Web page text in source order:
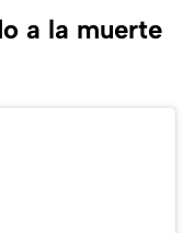
a la muerte